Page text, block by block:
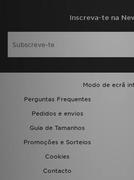
Inscreva-te na
Modo de ecrã
Perguntas Frequentes
Pedidos e envios
Guia de Tamanhos
Promoções e Sorteios
Cookies
Contacto